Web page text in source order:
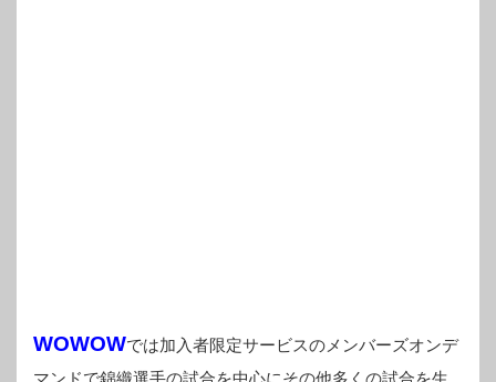
WOWOWでは加入者限定サービスのメンバーズオンデ
マンドで錦織選手の試合を中心にその他多くの試合を生